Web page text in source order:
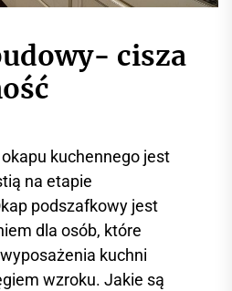
r
i
o
r
m
a
c
y
cisza
kuchennego jest
na etapie
podszafkowy jest
dla osób, które
kuchni
wzroku. Jakie są